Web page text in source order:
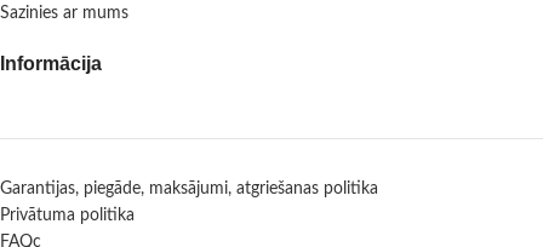
Sazinies ar mums
Informācija
Garantijas, piegāde, maksājumi, atgriešanas politika
Privātuma politika
FAQc